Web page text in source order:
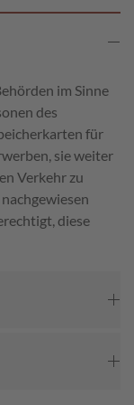
im Sinne
des
für
sie weiter
Verkehr zu
diese